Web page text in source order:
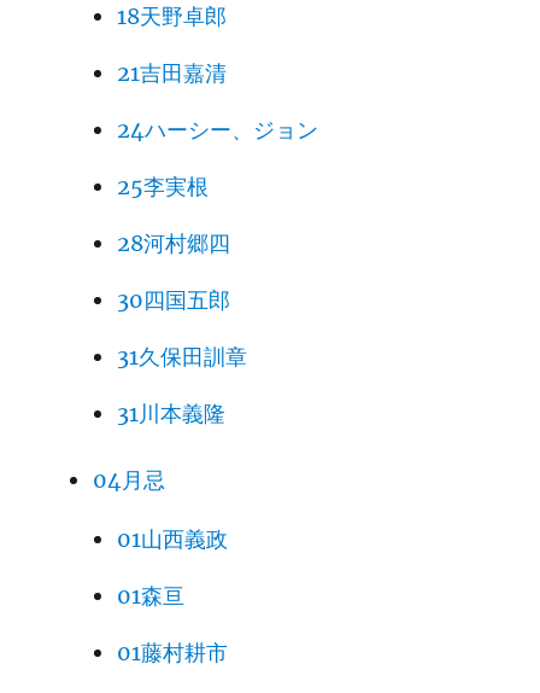
18天野卓郎
21吉田嘉清
24ハーシー、ジョン
25李実根
28河村郷四
30四国五郎
31久保田訓章
31川本義隆
04月忌
01山西義政
01森亘
01藤村耕市